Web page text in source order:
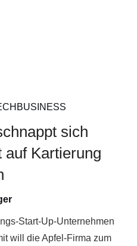
sich
Kartierung
Start-Up-Unternehmen
will die Apfel-Firma zum